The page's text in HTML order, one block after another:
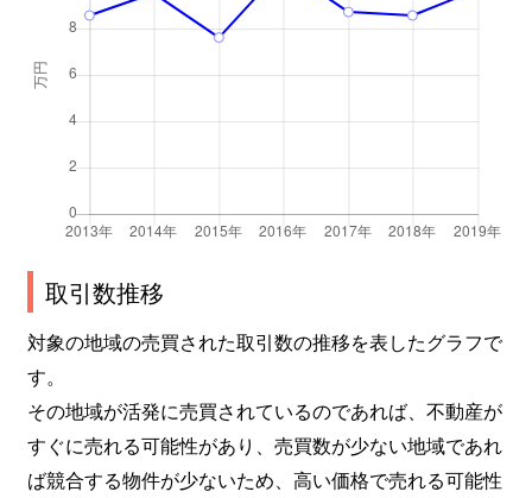
取引数推移
対象の地域の売買された取引数の推移を表したグラフで
す。
その地域が活発に売買されているのであれば、不動産が
すぐに売れる可能性があり、売買数が少ない地域であれ
ば競合する物件が少ないため、高い価格で売れる可能性